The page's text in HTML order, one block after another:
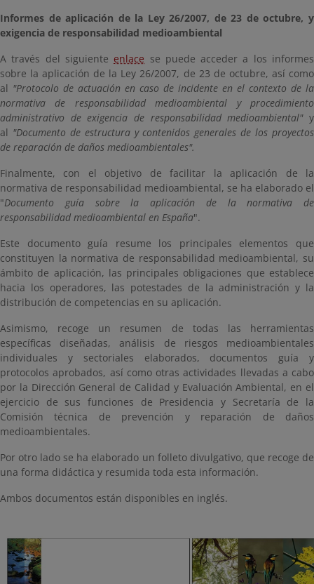
Informes de aplicación de la Ley 26/2007, de 23 de octubre, y
exigencia de responsabilidad medioambiental
A través del siguiente enlace se puede acceder a los informes
sobre la aplicación de la Ley 26/2007, de 23 de octubre, así como
al "Protocolo de actuación en caso de incidente en el contexto de la
normativa de responsabilidad medioambiental y procedimiento
administrativo de exigencia de responsabilidad medioambiental" y
al "Documento de estructura y contenidos generales de los proyectos
de reparación de daños medioambientales".
Finalmente, con el objetivo de facilitar la aplicación de la
normativa de responsabilidad medioambiental, se ha elaborado el
"Documento guía sobre la aplicación de la normativa de
responsabilidad medioambiental en España".
Este documento guía resume los principales elementos que
constituyen la normativa de responsabilidad medioambiental, su
ámbito de aplicación, las principales obligaciones que establece
hacia los operadores, las potestades de la administración y la
distribución de competencias en su aplicación.
Asimismo, recoge un resumen de todas las herramientas
específicas diseñadas, análisis de riesgos medioambientales
individuales y sectoriales elaborados, documentos guía y
protocolos aprobados, así como otras actividades llevadas a cabo
por la Dirección General de Calidad y Evaluación Ambiental, en el
ejercicio de sus funciones de Presidencia y Secretaría de la
Comisión técnica de prevención y reparación de daños
medioambientales.
Por otro lado se ha elaborado un folleto divulgativo, que recoge de
una forma didáctica y resumida toda esta información.
Ambos documentos están disponibles en inglés.